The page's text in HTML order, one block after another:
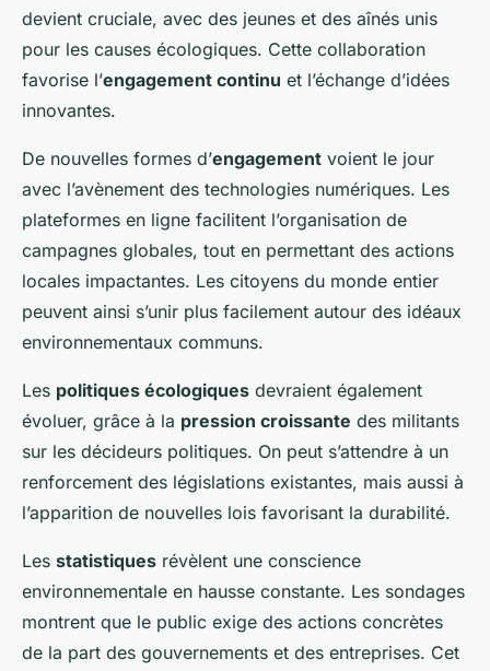
devient cruciale, avec des jeunes et des aînés unis
pour les causes écologiques. Cette collaboration
favorise l’engagement continu et l’échange d’idées
innovantes.
De nouvelles formes d’engagement voient le jour
avec l’avènement des technologies numériques. Les
plateformes en ligne facilitent l’organisation de
campagnes globales, tout en permettant des actions
locales impactantes. Les citoyens du monde entier
peuvent ainsi s’unir plus facilement autour des idéaux
environnementaux communs.
Les politiques écologiques devraient également
évoluer, grâce à la pression croissante des militants
sur les décideurs politiques. On peut s’attendre à un
renforcement des législations existantes, mais aussi à
l’apparition de nouvelles lois favorisant la durabilité.
Les statistiques révèlent une conscience
environnementale en hausse constante. Les sondages
montrent que le public exige des actions concrètes
de la part des gouvernements et des entreprises. Cet